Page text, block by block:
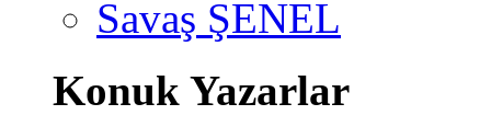
Savaş ŞENEL
Konuk Yazarlar